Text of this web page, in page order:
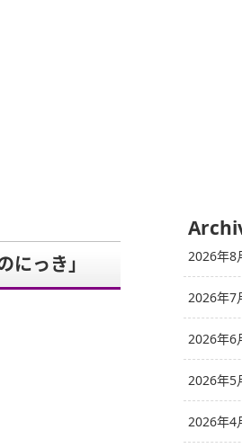
っき」 2026年8
2026年7
2026年6
2026年5
2026年4